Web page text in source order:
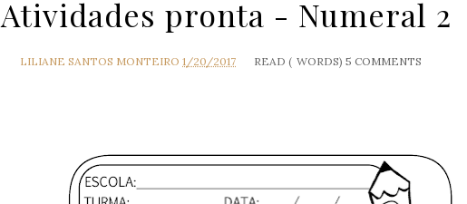
Atividades pronta - Numeral 2
LILIANE SANTOS MONTEIRO 1/20/2017 READ ( WORDS) 5 COMMENTS